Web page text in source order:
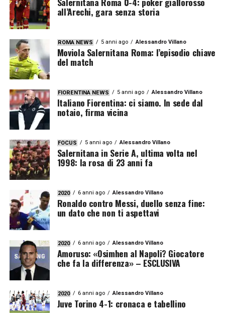
all’Arechi, gara senza storia
ROMA NEWS 5 anni ago Alessandro Villano
Moviola Salernitana Roma: l’episodio chiave
del match
FIORENTINA NEWS 5 anni ago Alessandro Villano
Italiano Fiorentina: ci siamo. In sede dal
notaio, firma vicina
FOCUS 5 anni ago Alessandro Villano
Salernitana in Serie A, ultima volta nel
1998: la rosa di 23 anni fa
2020 6 anni ago Alessandro Villano
Ronaldo contro Messi, duello senza fine:
un dato che non ti aspettavi
2020 6 anni ago Alessandro Villano
Amoruso: «Osimhen al Napoli? Giocatore
che fa la differenza» – ESCLUSIVA
2020 6 anni ago Alessandro Villano
Juve Torino 4-1: cronaca e tabellino